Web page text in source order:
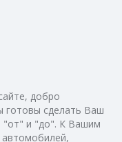
добро
готовы сделать Ваш
"от" и "до". К Вашим
автомобилей,